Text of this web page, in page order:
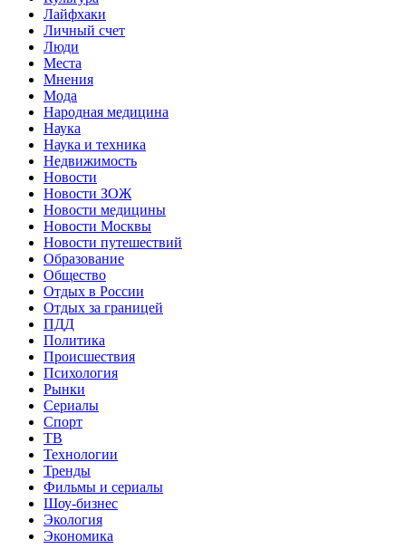
Лайфхаки
Личный счет
Люди
Места
Мнения
Мода
Народная медицина
Наука
Наука и техника
Недвижимость
Новости
Новости ЗОЖ
Новости медицины
Новости Москвы
Новости путешествий
Образование
Общество
Отдых в России
Отдых за границей
ПДД
Политика
Происшествия
Психология
Рынки
Сериалы
Спорт
ТВ
Технологии
Тренды
Фильмы и сериалы
Шоу-бизнес
Экология
Экономика